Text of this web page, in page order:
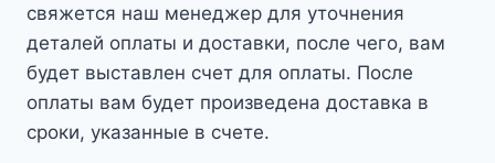
свяжется наш менеджер для уточнения
деталей оплаты и доставки, после чего, вам
будет выставлен счет для оплаты. После
оплаты вам будет произведена доставка в
сроки, указанные в счете.